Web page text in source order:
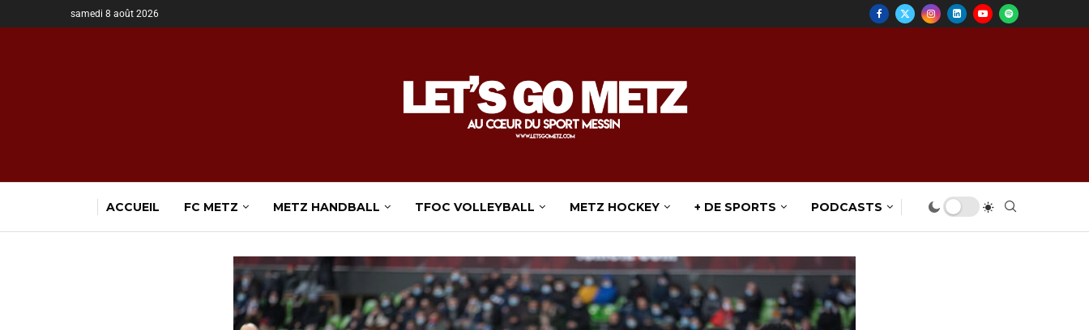
samedi 8 août 2026
ACCUEIL FC METZ METZ HANDBALL TFOC VOLLEYBALL METZ HOCKEY + DE SPORTS PODCASTS